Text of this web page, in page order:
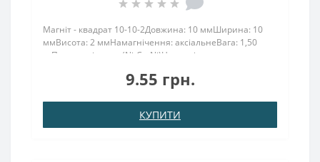
Магніт - квадрат 10-10-2Довжина: 10 ммШирина: 10
ммВисота: 2 ммНамагнічення: аксіальнеВага: 1,50
грПоверх. нікель .: (Ni-Cu-Ni)Намагнічення:
використання: до 80 ° CМагніт 10х10х2 завдяки
9.55 грн.
КУПИТИ